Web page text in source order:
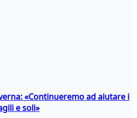
«Continueremo ad aiutare i
e soli»